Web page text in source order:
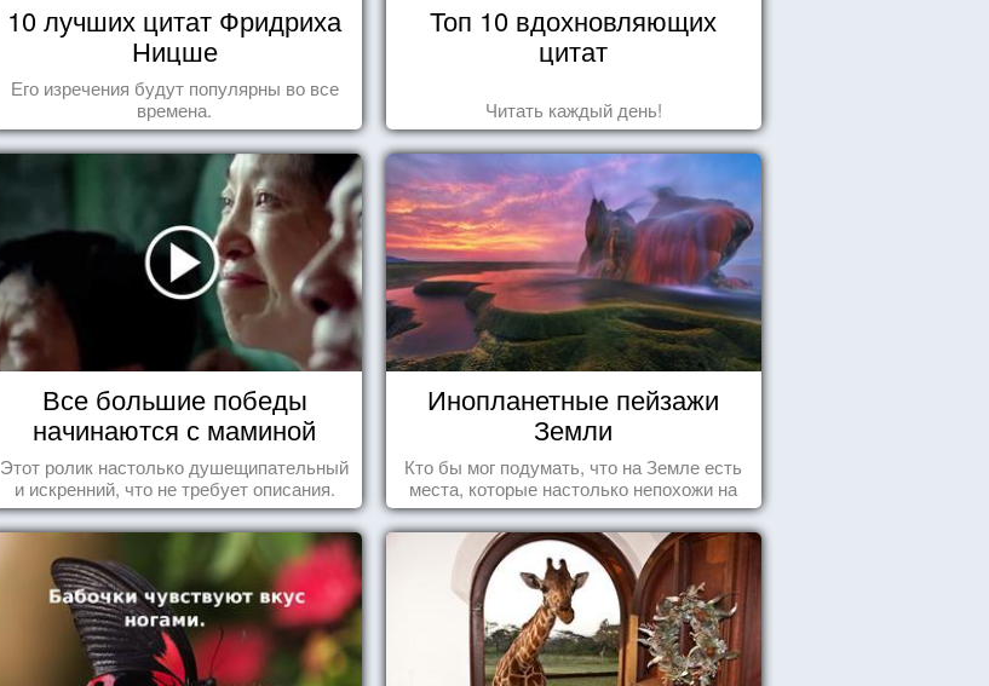
10 лучших цитат Фридриха
Ницше
Его изречения будут популярны во все
времена.
Топ 10 вдохновляющих
цитат
Читать каждый день!
Все большие победы
начинаются с маминой
колыбели
Этот ролик настолько душещипательный
и искренний, что не требует описания.
Инопланетные пейзажи
Земли
Кто бы мог подумать, что на Земле есть
места, которые настолько непохожи на
привычные для человечества пейзажи,
что кажутся и вовсе инопланетными!